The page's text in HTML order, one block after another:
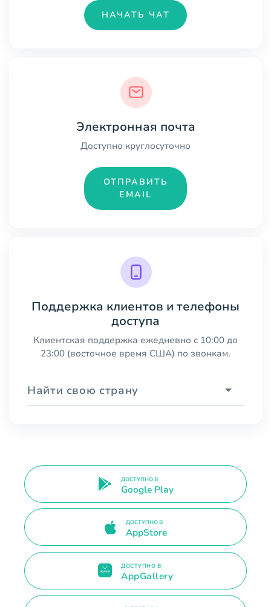
НАЧАТЬ ЧАТ
Электронная почта
Доступно круглосуточно
ОТПРАВИТЬ
EMAIL
Поддержка клиентов и телефоны
доступа
Клиентская поддержка ежедневно с 10:00 до
23:00 (восточное время США) по звонкам.
Найти свою страну
ДОСТУПНО В
Google Play
ДОСТУПНО В
AppStore
ДОСТУПНО В
AppGallery